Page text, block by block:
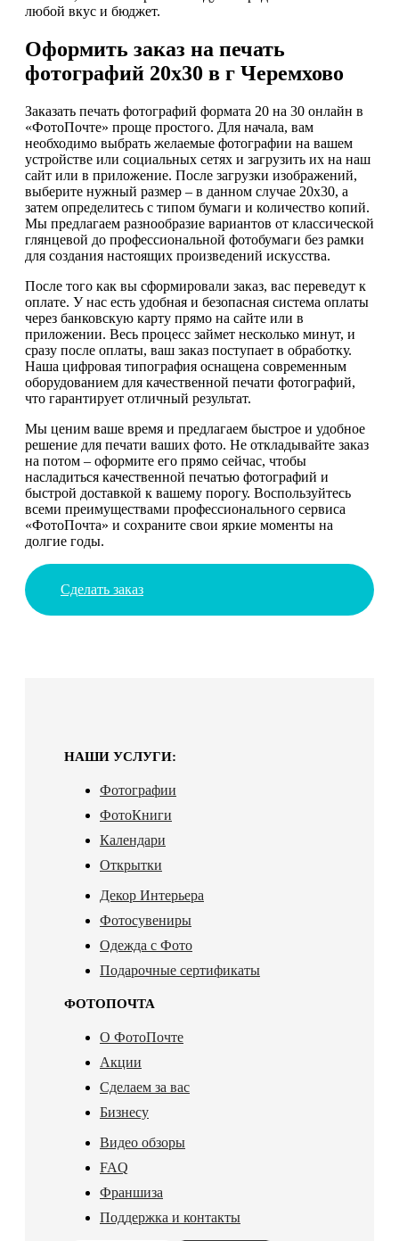
любой вкус и бюджет.
Оформить заказ на печать
фотографий 20х30 в г Черемхово
Заказать печать фотографий формата 20 на 30 онлайн в
«ФотоПочте» проще простого. Для начала, вам
необходимо выбрать желаемые фотографии на вашем
устройстве или социальных сетях и загрузить их на наш
сайт или в приложение. После загрузки изображений,
выберите нужный размер – в данном случае 20х30, а
затем определитесь с типом бумаги и количество копий.
Мы предлагаем разнообразие вариантов от классической
глянцевой до профессиональной фотобумаги без рамки
для создания настоящих произведений искусства.
После того как вы сформировали заказ, вас переведут к
оплате. У нас есть удобная и безопасная система оплаты
через банковскую карту прямо на сайте или в
приложении. Весь процесс займет несколько минут, и
сразу после оплаты, ваш заказ поступает в обработку.
Наша цифровая типография оснащена современным
оборудованием для качественной печати фотографий,
что гарантирует отличный результат.
Мы ценим ваше время и предлагаем быстрое и удобное
решение для печати ваших фото. Не откладывайте заказ
на потом – оформите его прямо сейчас, чтобы
насладиться качественной печатью фотографий и
быстрой доставкой к вашему порогу. Воспользуйтесь
всеми преимуществами профессионального сервиса
«ФотоПочта» и сохраните свои яркие моменты на
долгие годы.
Сделать заказ
НАШИ УСЛУГИ:
Фотографии
ФотоКниги
Календари
Открытки
Декор Интерьера
Фотосувениры
Одежда с Фото
Подарочные сертификаты
ФОТОПОЧТА
О ФотоПочте
Акции
Сделаем за вас
Бизнесу
Видео обзоры
FAQ
Франшиза
Поддержка и контакты